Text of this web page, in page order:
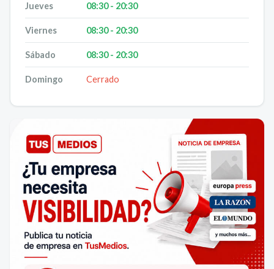
Jueves 08:30 - 20:30
Viernes 08:30 - 20:30
Sábado 08:30 - 20:30
Domingo Cerrado